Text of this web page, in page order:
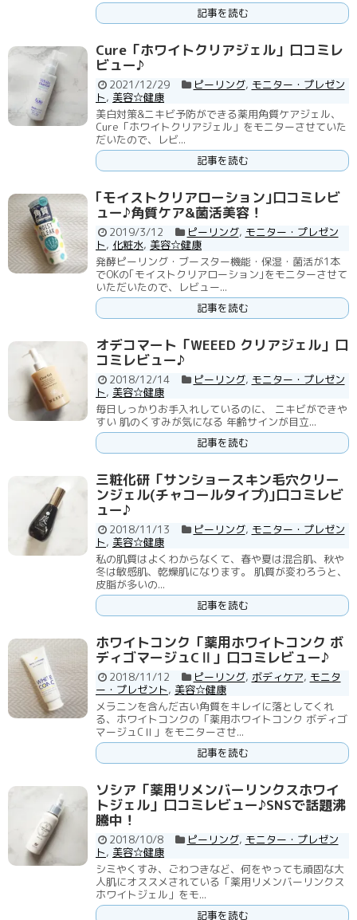
記事を読む
Cure「ホワイトクリアジェル」口コミレ
ビュー♪
2021/12/29 ピーリング, モニター・プレゼン
ト, 美容☆健康
美白対策&ニキビ予防ができる薬用角質ケアジェル、
Cure「ホワイトクリアジェル」をモニターさせていた
だいたので、レビ...
記事を読む
｢モイストクリアローション｣口コミレビ
ュー♪角質ケア&菌活美容！
2019/3/12 ピーリング, モニター・プレゼン
ト, 化粧水, 美容☆健康
発酵ピーリング・ブースター機能・保湿・菌活が1本
でOKの｢モイストクリアローション｣をモニターさせて
いただいたので、レビュー...
記事を読む
オデコマート「WEEED クリアジェル」口
コミレビュー♪
2018/12/14 ピーリング, モニター・プレゼン
ト, 美容☆健康
毎日しっかりお手入れしているのに、 ニキビができや
すい 肌のくすみが気になる 年齢サインが目立...
記事を読む
三粧化研「サンショースキン毛穴クリー
ンジェル(チャコールタイプ)｣口コミレビ
ュー♪
2018/11/13 ピーリング, モニター・プレゼン
ト, 美容☆健康
私の肌質はよくわからなくて、春や夏は混合肌、秋や
冬は敏感肌、乾燥肌になります。 肌質が変わろうと、
皮脂が多いの...
記事を読む
ホワイトコンク「薬用ホワイトコンク ボ
ディゴマージュCⅡ」口コミレビュー♪
2018/11/12 ピーリング, ボディケア, モニタ
ー・プレゼント, 美容☆健康
メラニンを含んだ古い角質をキレイに落としてくれ
る、ホワイトコンクの「薬用ホワイトコンク ボディゴ
マージュCⅡ」をモニターさせ...
記事を読む
ソシア「薬用リメンバーリンクスホワイ
トジェル」口コミレビュー♪SNSで話題沸
騰中！
2018/10/8 ピーリング, モニター・プレゼン
ト, 美容☆健康
シミやくすみ、ごわつきなど、何をやっても頑固な大
人肌にオススメされている「薬用リメンバーリンクス
ホワイトジェル」をモ...
記事を読む